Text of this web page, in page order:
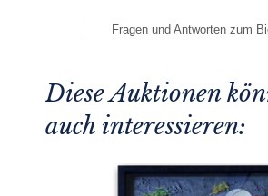
Fragen und Antworten zum
Diese Auktionen
auch interessieren: